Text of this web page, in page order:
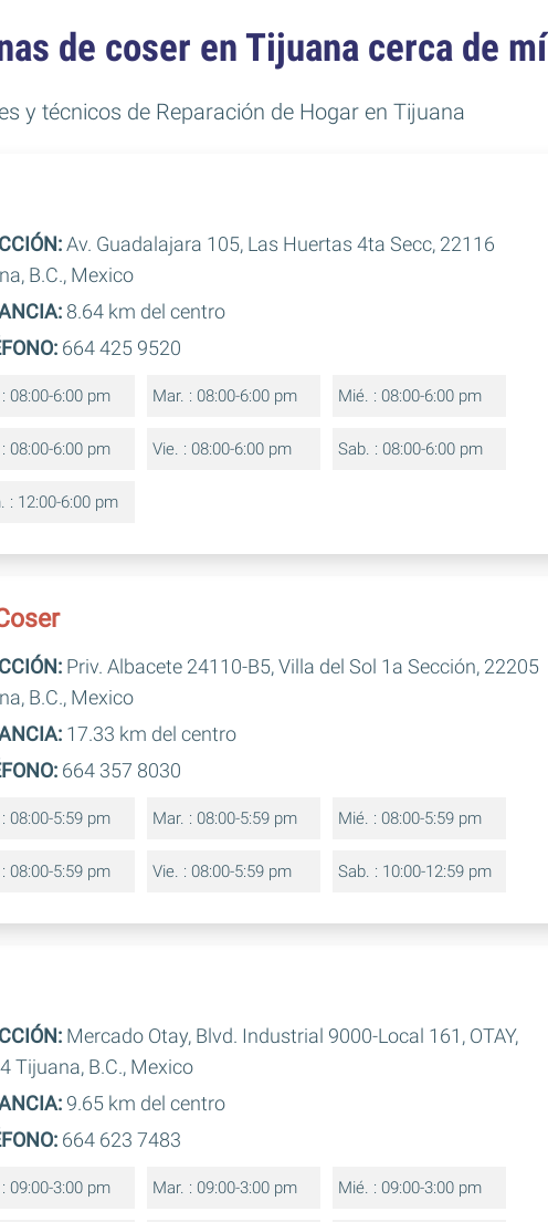
de coser en Tijuana cerca de mí
y técnicos de Reparación de Hogar en Tijuana
Av. Guadalajara 105, Las Huertas 4ta Secc, 22116
B.C., Mexico
8.64 km del centro
664 425 9520
08:00-6:00 pm Mar. : 08:00-6:00 pm Mié. : 08:00-6:00 pm
08:00-6:00 pm Vie. : 08:00-6:00 pm Sab. : 08:00-6:00 pm
: 12:00-6:00 pm
Priv. Albacete 24110-B5, Villa del Sol 1a Sección, 22205
B.C., Mexico
17.33 km del centro
664 357 8030
08:00-5:59 pm Mar. : 08:00-5:59 pm Mié. : 08:00-5:59 pm
08:00-5:59 pm Vie. : 08:00-5:59 pm Sab. : 10:00-12:59 pm
Mercado Otay, Blvd. Industrial 9000-Local 161, OTAY,
Tijuana, B.C., Mexico
9.65 km del centro
664 623 7483
09:00-3:00 pm Mar. : 09:00-3:00 pm Mié. : 09:00-3:00 pm